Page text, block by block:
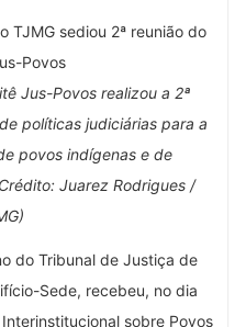
TJMG sediou 2ª reunião do
Povos
Jus-Povos realizou a 2ª
políticas judiciárias para a
povos indígenas e de
Juarez Rodrigues /
do Tribunal de Justiça de
Sede, recebeu, no dia
sobre Povos